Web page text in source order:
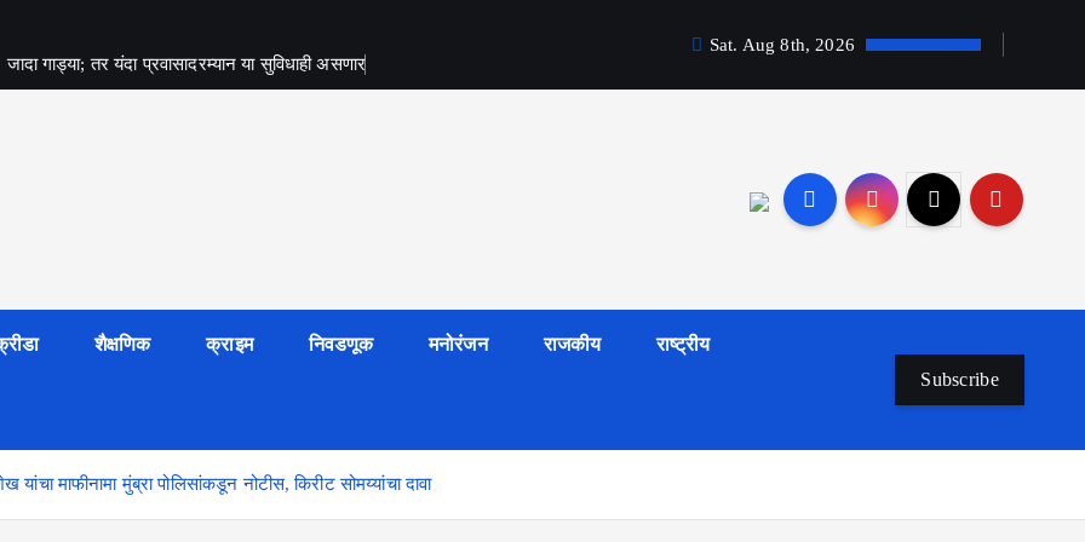
गाड्या; तर यंदा प्रवासादरम्यान या सुविधाही असणार
Sat. Aug 8th, 2026
शैक्षणिक क्राइम निवडणूक मनोरंजन राजकीय राष्ट्रीय
Subscribe
माफीनामा मुंब्रा पोलिसांकडून नोटीस, किरीट सोमय्यांचा दावा